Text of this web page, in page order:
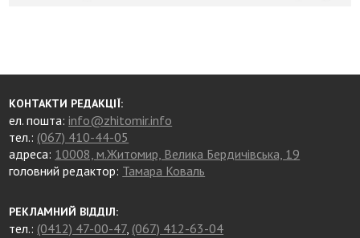
КОНТАКТИ РЕДАКЦІЇ:
ел. пошта:info@zhitomir.info
тел.: (067) 410-44-05
адреса: 10008, м.Житомир, Велика Бердичівська, 19
головний редактор: Тамара Коваль
РЕКЛАМНИЙ ВІДДІЛ:
тел.: (0412) 47-00-47, (067) 412-63-04